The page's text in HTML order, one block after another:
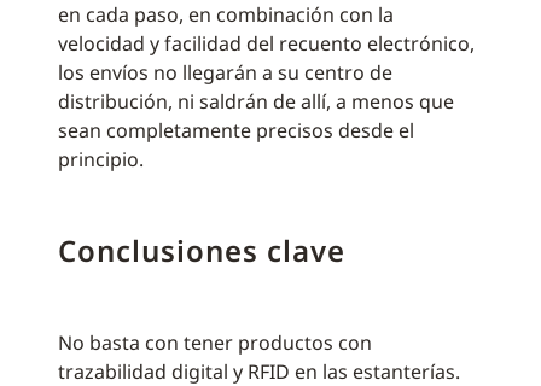
en cada paso, en combinación con la
velocidad y facilidad del recuento electrónico,
los envíos no llegarán a su centro de
distribución, ni saldrán de allí, a menos que
sean completamente precisos desde el
principio.
Conclusiones clave
No basta con tener productos con
trazabilidad digital y RFID en las estanterías.